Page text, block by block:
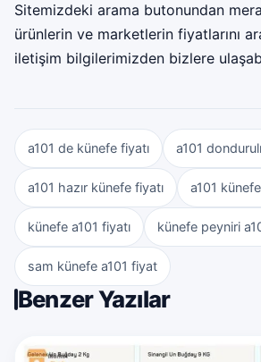
Sitemizdeki arama butonundan
ürünlerin ve marketlerin fiyatlarını
iletişim bilgilerimizden bizlere
a101 de künefe fiyatı a101
a101 hazır künefe fiyatı a101
künefe a101 fiyatı künefe peyniri
sam künefe a101 fiyat
Benzer Yazılar